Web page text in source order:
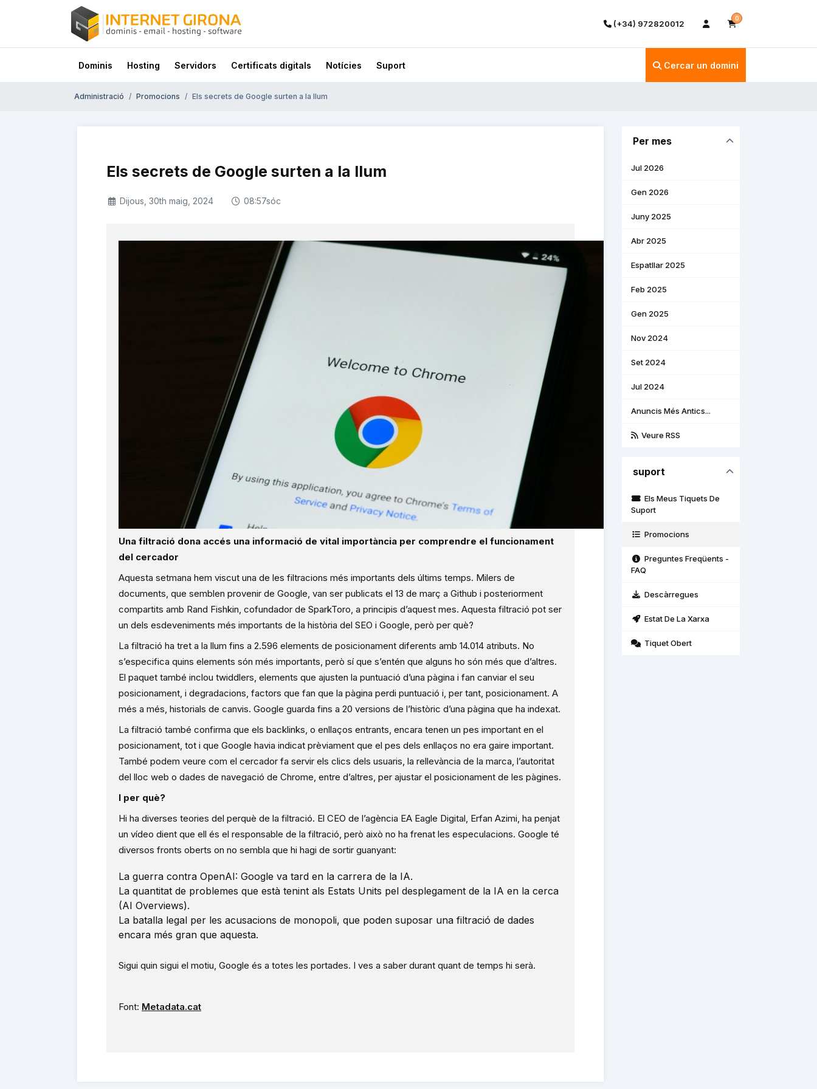
(+34) 972820012
0
Dominis Hosting Servidors Certificats digitals Notícies Suport Cercar un domini
Administració Promocions Els secrets de Google surten a la llum
Els secrets de Google surten a la llum
Dijous, 30th maig, 2024 08:57sóc
Una filtració dona accés una informació de vital importància per comprendre el funcionament
del cercador
Aquesta setmana hem viscut una de les filtracions més importants dels últims temps. Milers de
documents, que semblen provenir de Google, van ser publicats el 13 de març a Github i posteriorment
compartits amb Rand Fishkin, cofundador de SparkToro, a principis d’aquest mes. Aquesta filtració pot ser
un dels esdeveniments més importants de la història del SEO i Google, però per què?
La filtració ha tret a la llum fins a 2.596 elements de posicionament diferents amb 14.014 atributs. No
s’especifica quins elements són més importants, però sí que s’entén que alguns ho són més que d’altres.
El paquet també inclou twiddlers, elements que ajusten la puntuació d’una pàgina i fan canviar el seu
posicionament, i degradacions, factors que fan que la pàgina perdi puntuació i, per tant, posicionament. A
més a més, historials de canvis. Google guarda fins a 20 versions de l’històric d’una pàgina que ha indexat.
La filtració també confirma que els backlinks, o enllaços entrants, encara tenen un pes important en el
posicionament, tot i que Google havia indicat prèviament que el pes dels enllaços no era gaire important.
També podem veure com el cercador fa servir els clics dels usuaris, la rellevància de la marca, l’autoritat
del lloc web o dades de navegació de Chrome, entre d’altres, per ajustar el posicionament de les pàgines.
I per què?
Hi ha diverses teories del perquè de la filtració. El CEO de l’agència EA Eagle Digital, Erfan Azimi, ha penjat
un vídeo dient que ell és el responsable de la filtració, però això no ha frenat les especulacions. Google té
diversos fronts oberts on no sembla que hi hagi de sortir guanyant:
La guerra contra OpenAI: Google va tard en la carrera de la IA.
La quantitat de problemes que està tenint als Estats Units pel desplegament de la IA en la cerca
(AI Overviews).
La batalla legal per les acusacions de monopoli, que poden suposar una filtració de dades
encara més gran que aquesta.
Sigui quin sigui el motiu, Google és a totes les portades. I ves a saber durant quant de temps hi serà.
Font: Metadata.cat
Per mes
Jul 2026
Gen 2026
Juny 2025
Abr 2025
Espatllar 2025
Feb 2025
Gen 2025
Nov 2024
Set 2024
Jul 2024
Anuncis Més Antics...
Veure RSS
suport
Els Meus Tiquets De
Suport
Promocions
Preguntes Freqüents -
FAQ
Descàrregues
Estat De La Xarxa
Tiquet Obert